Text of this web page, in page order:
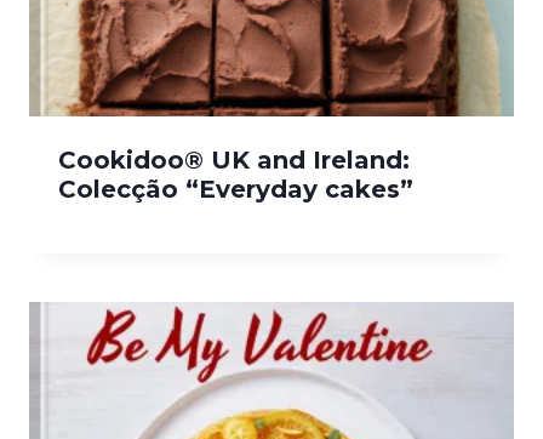
Cookidoo® UK and Ireland:
Colecção “Everyday cakes”